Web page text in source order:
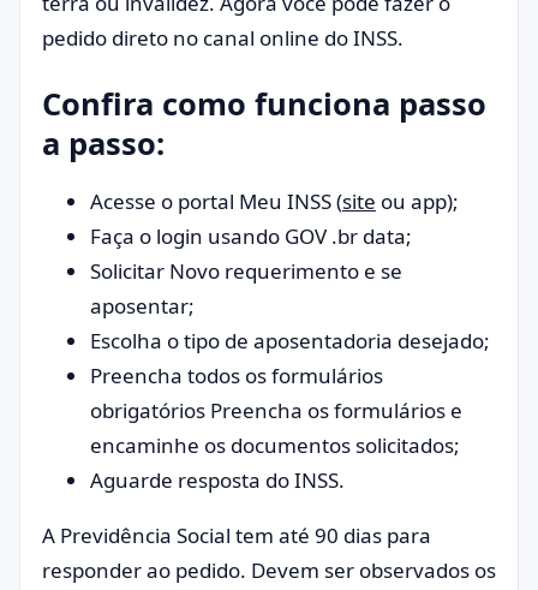
pedido direto no canal online do INSS.
Confira como funciona passo
a passo:
Acesse o portal Meu INSS (site ou app);
Faça o login usando GOV .br data;
Solicitar Novo requerimento e se
aposentar;
Escolha o tipo de aposentadoria desejado;
Preencha todos os formulários
obrigatórios Preencha os formulários e
encaminhe os documentos solicitados;
Aguarde resposta do INSS.
A Previdência Social tem até 90 dias para
responder ao pedido. Devem ser observados os